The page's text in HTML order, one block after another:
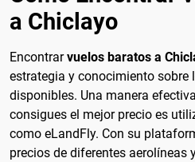
a Chiclayo
Encontrarvuelos baratos a
estrategia y conocimiento sobre
disponibles. Una manera
consigues el mejor precio es
como eLandFly. Con su
precios de diferentes aerolíneas